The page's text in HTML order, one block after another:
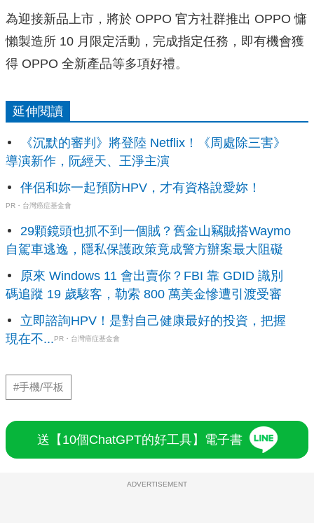
為迎接新品上市，將於 OPPO 官方社群推出 OPPO 慵
懶製造所 10 月限定活動，完成指定任務，即有機會獲
得 OPPO 全新產品等多項好禮。
延伸閱讀
《沉默的審判》將登陸 Netflix！《周處除三害》
導演新作，阮經天、王淨主演
伴侶和妳一起預防HPV，才有資格說愛妳！
PR・台灣癌症基金會
29顆鏡頭也抓不到一個賊？舊金山竊賊搭Waymo
自駕車逃逸，隱私保護政策竟成警方辦案最大阻礙
原來 Windows 11 會出賣你？FBI 靠 GDID 識別
碼追蹤 19 歲駭客，勒索 800 萬美金慘遭引渡受審
立即諮詢HPV！是對自己健康最好的投資，把握
現在不...PR・台灣癌症基金會
#手機/平板
送【10個ChatGPT的好工具】電子書
ADVERTISEMENT